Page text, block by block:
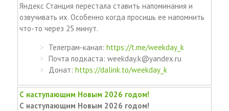
Яндекс Станция перестала ставить напоминания и
озвучивать их. Особенно когда просишь ее напомнить
что-то через 25 минут.
Телеграм-канал: https://t.me/weekday_k
Почта подкаста: weekday.k@yandex.ru
Донат: https://dalink.to/weekday_k
С наступающим Новым 2026 годом!
С наступающим Новым 2026 годом!